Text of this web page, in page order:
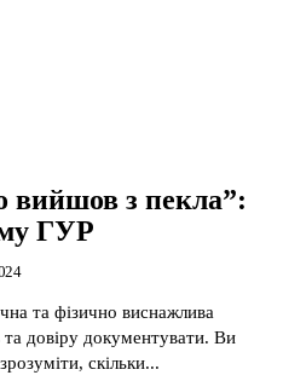
вийшов з пекла”:
ГУР
та фізично виснажлива
довіру документувати. Ви
скільки...